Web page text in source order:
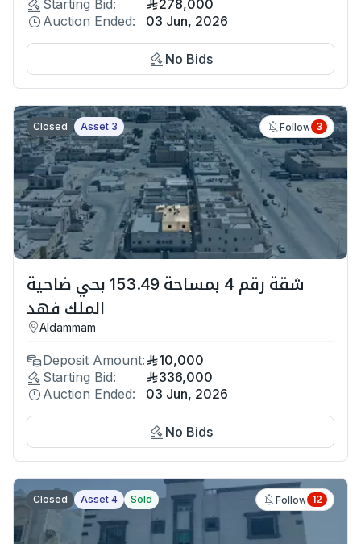
Starting Bid:
278,000
Auction Ended:
03 Jun, 2026
No Bids
Closed Asset 3 Follow 3
شقة رقم 4 بمساحة 153.49 بحي ضاحية
الملك فهد
Aldammam
Deposit Amount:
10,000
Starting Bid:
336,000
Auction Ended:
03 Jun, 2026
No Bids
Closed Asset 4 Sold Follow 12